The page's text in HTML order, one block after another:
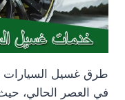
طرق غسيل
في العصر الحالي، حيث